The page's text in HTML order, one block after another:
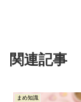
関連記事
まめ知識